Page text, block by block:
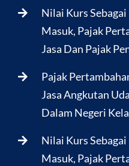
Nilai Kurs
Masuk, Pajak
Jasa Dan Pajak
Pajak
Jasa Angkutan
Dalam Negeri
Nilai Kurs
Masuk, Pajak